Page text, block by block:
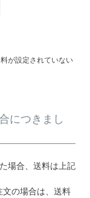
が設定されていない
につきまし
場合、送料は上記
文の場合は、送料